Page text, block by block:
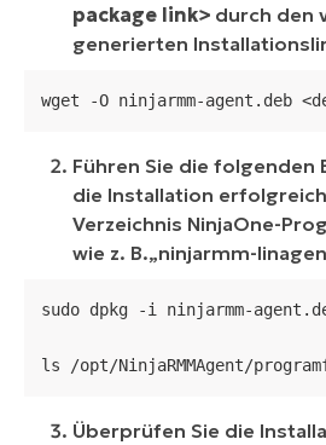
package link> durch den
generierten
wget -O ninjarmm-agent.deb
Führen Sie die folgenden
die Installation
Verzeichnis NinjaOne-
wie z. B.„ninjarmm-
sudo dpkg -i ninjarmm-
ls /opt/NinjaRMMAgent/
Überprüfen Sie die